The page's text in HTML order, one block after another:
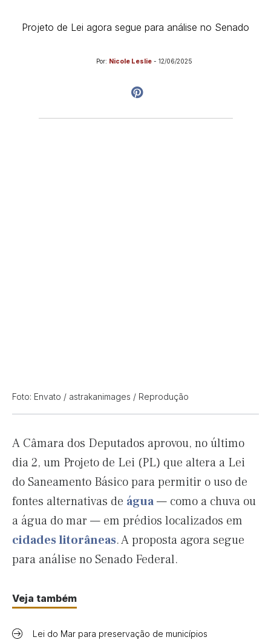
Projeto de Lei agora segue para análise no Senado
Por: Nicole Leslie - 12/06/2025
Foto: Envato / astrakanimages / Reprodução
A Câmara dos Deputados aprovou, no último
dia 2, um Projeto de Lei (PL) que altera a Lei
do Saneamento Básico para permitir o uso de
fontes alternativas de água— como a chuva ou
a água do mar — em prédios localizados em
cidades litorâneas. A proposta agora segue
para análise no Senado Federal.
Veja também
Lei do Mar para preservação de municípios